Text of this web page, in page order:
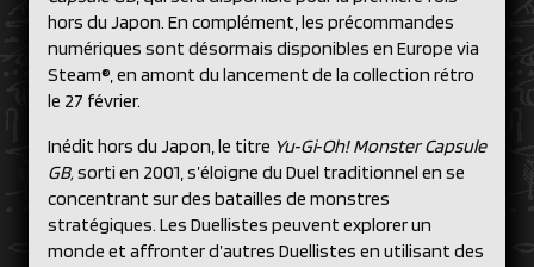
hors du Japon. En complément, les précommandes
numériques sont désormais disponibles en Europe via
Steam®, en amont du lancement de la collection rétro
le 27 février.
Inédit hors du Japon, le titre Yu‑Gi‑Oh! Monster Capsule
GB,sorti en 2001, s’éloigne du Duel traditionnel en se
concentrant sur des batailles de monstres
stratégiques. Les Duellistes peuvent explorer un
monde et affronter d’autres Duellistes en utilisant des